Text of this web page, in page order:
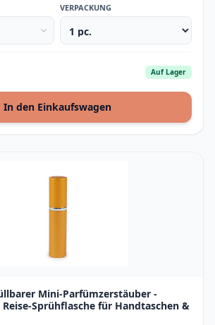
VERPACKUNG
Auf Lager
In den Einkaufswagen
Mini-Parfümzerstäuber -
Reise-Sprühflasche für Handtaschen &